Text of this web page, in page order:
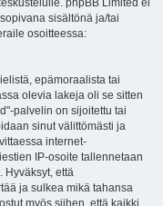
sisältönä ja/tai
osoitteessa:
epämoraalista tai
olevia lakeja oli se sitten
palvelin on sijoitettu tai
sinut välittömästi ja
internet-
IP-osoite tallennetaan
Hyväksyt, että
ja sulkea mikä tahansa
myös siihen, että kaikki